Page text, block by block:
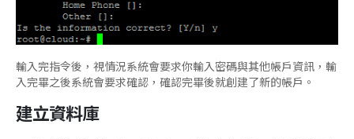
輸入完指令後，視情況系統會要求你輸入密碼與其他帳戶資訊，輸
入完畢之後系統會要求確認，確認完畢後就創建了新的帳戶。
建立資料庫